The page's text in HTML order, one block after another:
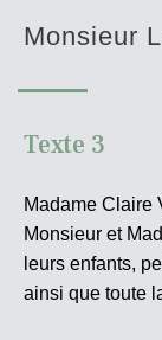
Monsieur
Texte 3
Madame Claire
Monsieur et
leurs enfants,
ainsi que toute